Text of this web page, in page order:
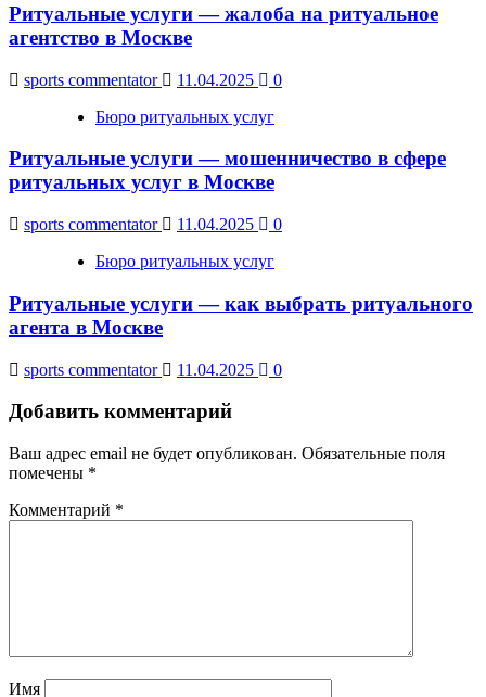
Ритуальные услуги — жалоба на ритуальное
агентство в Москве
sports commentator 11.04.2025
0
Бюро ритуальных услуг
Ритуальные услуги — мошенничество в сфере
ритуальных услуг в Москве
sports commentator 11.04.2025
0
Бюро ритуальных услуг
Ритуальные услуги — как выбрать ритуального
агента в Москве
sports commentator 11.04.2025 0
Добавить комментарий
Ваш адрес email не будет опубликован. Обязательные поля
помечены *
Комментарий *
Имя